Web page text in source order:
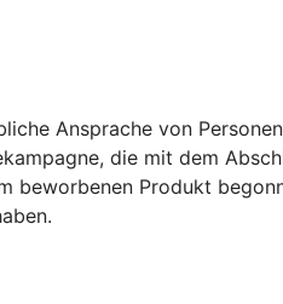
Ansprache von
die mit dem
beworbenen Produkt